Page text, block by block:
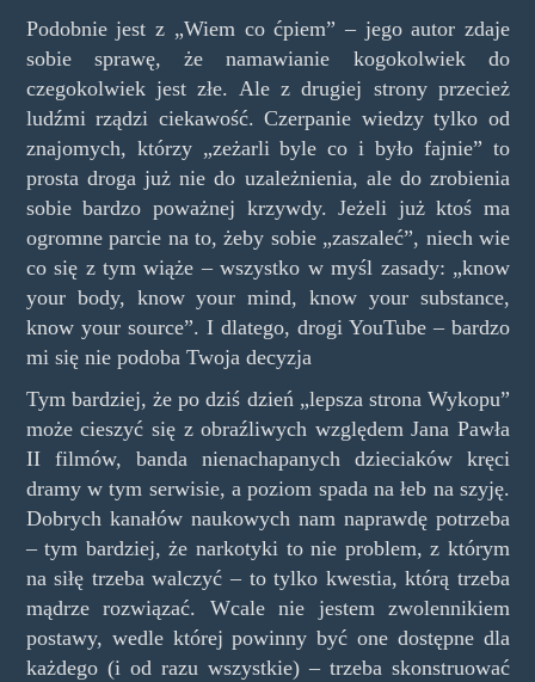
Podobnie jest z „Wiem co ćpiem” – jego autor zdaje
sobie sprawę, że namawianie kogokolwiek do
czegokolwiek jest złe. Ale z drugiej strony przecież
ludźmi rządzi ciekawość. Czerpanie wiedzy tylko od
znajomych, którzy „zeżarli byle co i było fajnie” to
prosta droga już nie do uzależnienia, ale do zrobienia
sobie bardzo poważnej krzywdy. Jeżeli już ktoś ma
ogromne parcie na to, żeby sobie „zaszaleć”, niech wie
co się z tym wiąże – wszystko w myśl zasady: „know
your body, know your mind, know your substance,
know your source”. I dlatego, drogi YouTube – bardzo
mi się nie podoba Twoja decyzja
Tym bardziej, że po dziś dzień „lepsza strona Wykopu”
może cieszyć się z obraźliwych względem Jana Pawła
II filmów, banda nienachapanych dzieciaków kręci
dramy w tym serwisie, a poziom spada na łeb na szyję.
Dobrych kanałów naukowych nam naprawdę potrzeba
– tym bardziej, że narkotyki to nie problem, z którym
na siłę trzeba walczyć – to tylko kwestia, którą trzeba
mądrze rozwiązać. Wcale nie jestem zwolennikiem
postawy, wedle której powinny być one dostępne dla
każdego (i od razu wszystkie) – trzeba skonstruować